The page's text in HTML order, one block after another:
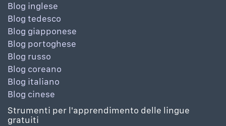
Blog inglese
Blog tedesco
Blog giapponese
Blog portoghese
Blog russo
Blog coreano
Blog italiano
Blog cinese
Strumenti per l'apprendimento delle lingue
gratuiti